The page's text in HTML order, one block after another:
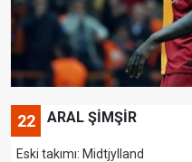
22 ARAL ŞİMŞİR
Eski takımı: Midtjylland